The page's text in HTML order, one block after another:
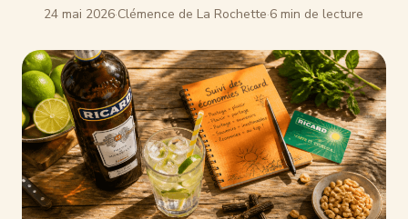
24 mai 2026·Clémence de La Rochette·6 min de lecture